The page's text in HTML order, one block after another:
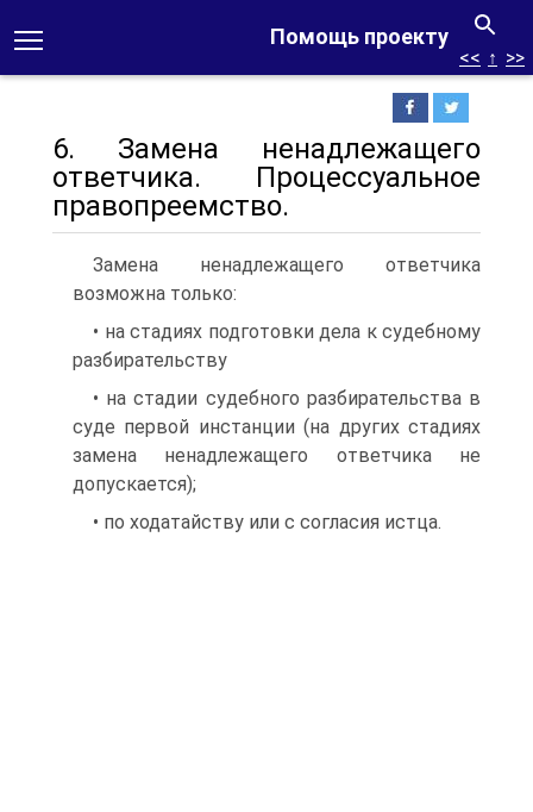
Помощь проекту
<< ↑ >>
6. Замена ненадлежащего
ответчика. Процессуальное
правопреемство.
Замена ненадлежащего ответчика
возможна только:
• на стадиях подготовки дела к судебному
разбирательству
• на стадии судебного разбирательства в
суде первой инстанции (на других стадиях
замена ненадлежащего ответчика не
допускается);
• по ходатайству или с согласия истца.